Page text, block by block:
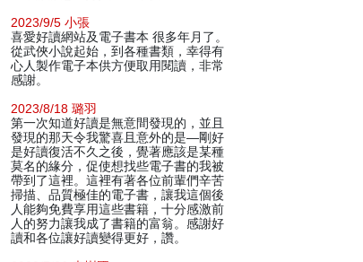
2023/9/5 小張
喜愛好讀網站及電子書本 很多年月了。
從武俠小說起始，到各種書類，幸得有
心人製作電子本供方便取用閱讀，非常
感謝。
2023/8/18 璐羽
第一次知道好讀是無意間發現的，並且
發現的那天令我驚喜且意外的是—剛好
是好讀復活不久之後，覺著應該是某種
莫名的緣分，促使想找些電子書的我被
帶到了這裡。這裡有著各位前輩們辛苦
掃描、品質極佳的電子書，讓我這個後
人能夠免費享用這些書籍，十分感激前
人的努力讓我成了書籍的富翁。感謝好
讀和各位讓好讀變得更好，讚。